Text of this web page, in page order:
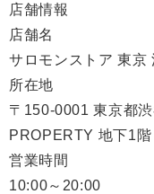
店舗情報
店舗名
サロモンストア 東京
所在地
〒150-0001 東京都
PROPERTY 地下1
営業時間
10:00～20:00